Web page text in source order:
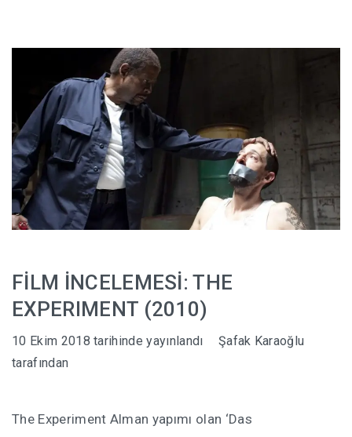
FİLM İNCELEMESİ: THE
EXPERIMENT (2010)
10 Ekim 2018 tarihinde yayınlandı
Şafak Karaoğlu
tarafından
The Experiment Alman yapımı olan ‘Das